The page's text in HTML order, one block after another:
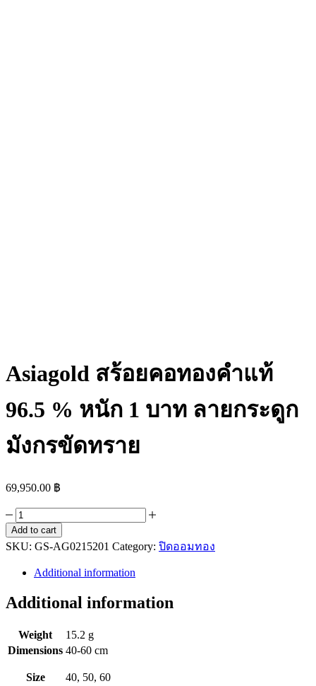
Asiagold สร้อยคอทองคำแท้
96.5 % หนัก 1 บาท ลายกระดูก
มังกรขัดทราย
69,950.00 ฿
Asiagold
สร้อย
คอ
96.5
%
บาท
ลาย
Add to cart
SKU: GS-AG0215201 Category: ปิดออมทอง
Additional information
Additional information
Weight
15.2 g
Dimensions 40-60 cm
Size 40, 50, 60